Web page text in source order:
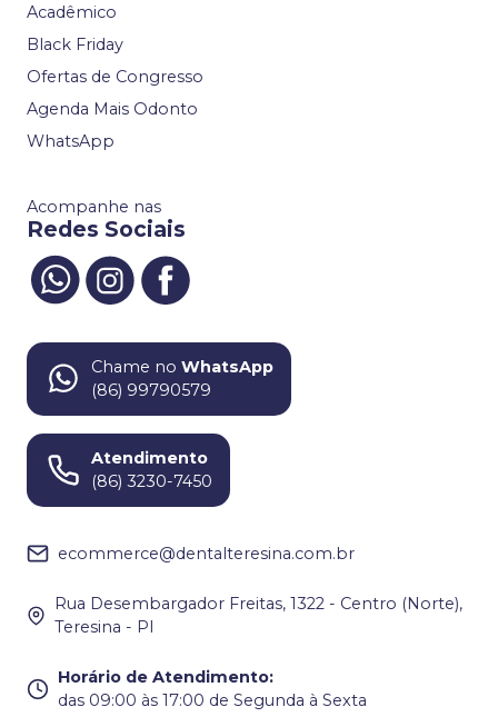
Acadêmico
Black Friday
Ofertas de Congresso
Agenda Mais Odonto
WhatsApp
Acompanhe nas
Redes Sociais
Chame no WhatsApp
(86) 99790579
Atendimento
(86) 3230-7450
ecommerce@dentalteresina.com.br
Rua Desembargador Freitas, 1322 - Centro (Norte),
Teresina - PI
Horário de Atendimento:
das 09:00 às 17:00 de Segunda à Sexta